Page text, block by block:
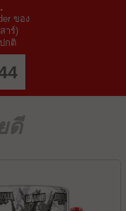
ของ
าร์)
กติ
ดี